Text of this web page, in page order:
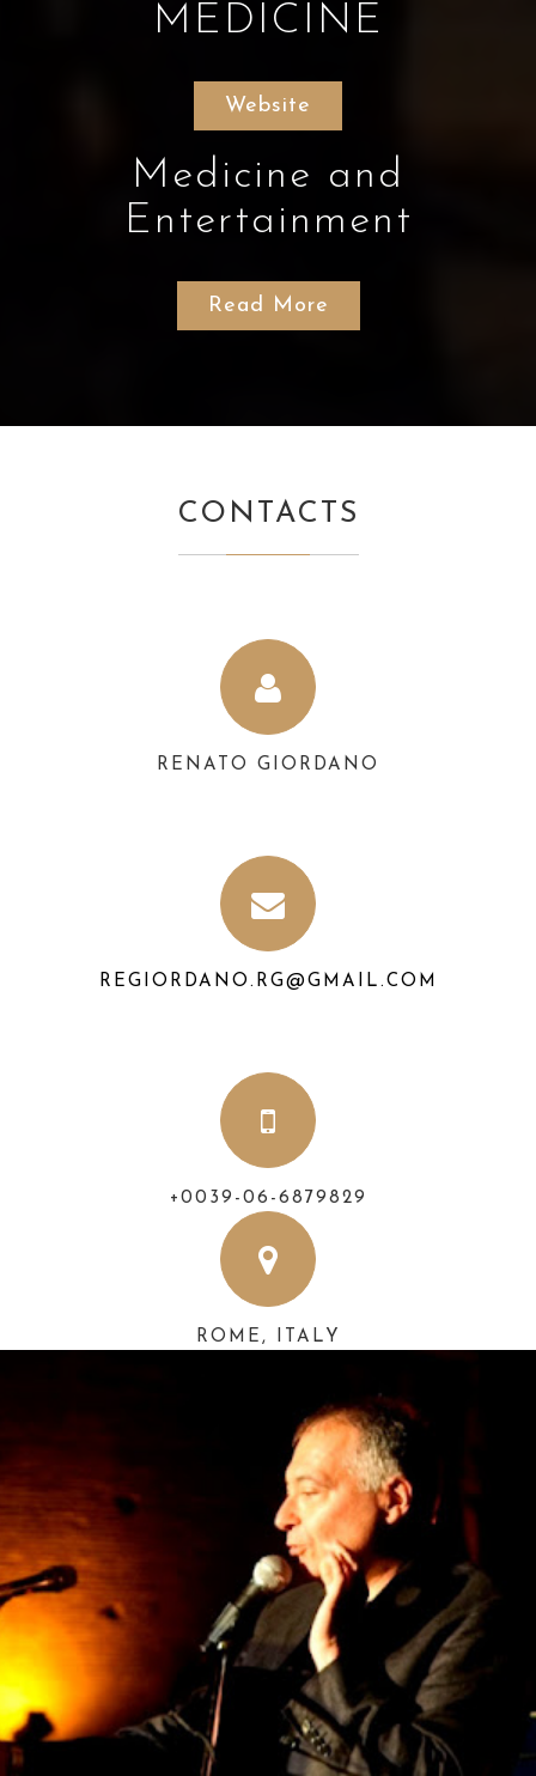
MEDICINE
Website
Medicine and
Entertainment
Read More
CONTACTS
RENATO GIORDANO
REGIORDANO.RG@GMAIL.COM
+0039-06-6879829
ROME, ITALY